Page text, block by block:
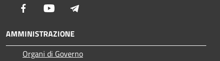
Facebook Youtube
AMMINISTRAZIONE
Organi di Governo